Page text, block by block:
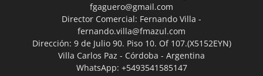
fgaguero@gmail.com
Director Comercial: Fernando Villa -
fernando.villa@fmazul.com
Dirección: 9 de Julio 90. Piso 10. Of 107.(X5152EYN)
Villa Carlos Paz - Córdoba - Argentina
WhatsApp: +5493541585147